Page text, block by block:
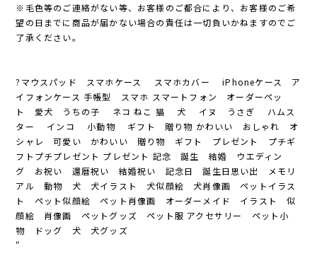
※毛色等のご連絡がない等、お客様のご都合により、お客様のご希
望の日までに商品が届かない場合の責任は一切負いかねますのでご
了承ください。
?マウスパッド スマホケース スマホカバー iPhoneケース ア
イフォンケース 手帳型 スマホ スマートフォン オーダーペッ
ト 愛犬 うちの子 ネコ ねこ 猫 犬 イヌ うさぎ ハムス
ター インコ 小動物 ギフト 贈り物 かわいい おしゃれ オ
シャレ 可愛い かわいい 贈り物 ギフト プレゼント プチギ
フトプチプレゼント プレゼント 記念 誕生 結婚 ウエディン
グ お祝い 還暦祝い 結婚祝い 記念日 誕生日思い出 メモリ
アル 動物 犬 犬イラスト 犬似顔絵 犬肖像画 ペットイラス
ト ペット似顔絵 ペット肖像画 オーダーメイド イラスト 似
顔絵 肖像画 ペットグッズ ペット服 アクセサリー ペット小
物 ドッグ 犬 犬グッズ
"